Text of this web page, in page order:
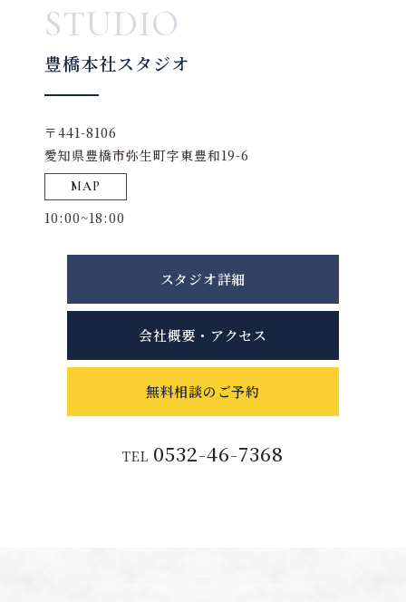
STUDIO
豊橋本社スタジオ
〒441-8106
愛知県豊橋市弥生町字東豊和19-6
MAP
10:00~18:00
スタジオ詳細
会社概要・アクセス
無料相談のご予約
TEL 0532-46-7368